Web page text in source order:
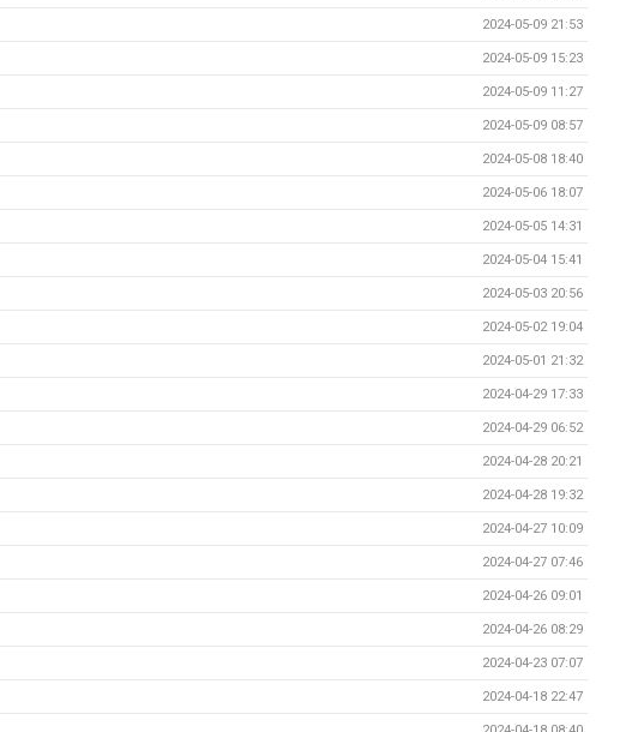
2024-05-09 21:53
2024-05-09 15:23
2024-05-09 11:27
2024-05-09 08:57
2024-05-08 18:40
2024-05-06 18:07
2024-05-05 14:31
2024-05-04 15:41
2024-05-03 20:56
2024-05-02 19:04
2024-05-01 21:32
2024-04-29 17:33
2024-04-29 06:52
2024-04-28 20:21
2024-04-28 19:32
2024-04-27 10:09
2024-04-27 07:46
2024-04-26 09:01
2024-04-26 08:29
2024-04-23 07:07
2024-04-18 22:47